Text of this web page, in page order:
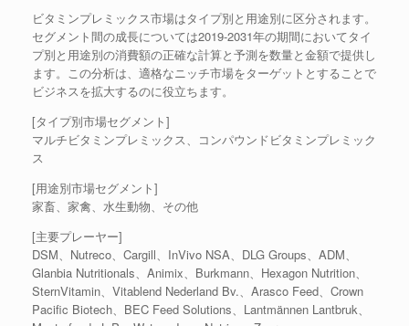
ビタミンプレミックス市場はタイプ別と用途別に区分されます。
セグメント間の成長については2019-2031年の期間においてタイ
プ別と用途別の消費額の正確な計算と予測を数量と金額で提供し
ます。この分析は、適格なニッチ市場をターゲットとすることで
ビジネスを拡大するのに役立ちます。
[タイプ別市場セグメント]
マルチビタミンプレミックス、コンパウンドビタミンプレミック
ス
[用途別市場セグメント]
家畜、家禽、水生動物、その他
[主要プレーヤー]
DSM、Nutreco、Cargill、InVivo NSA、DLG Groups、ADM、
Glanbia Nutritionals、Animix、Burkmann、Hexagon Nutrition、
SternVitamin、Vitablend Nederland Bv.、Arasco Feed、Crown
Pacific Biotech、BEC Feed Solutions、Lantmännen Lantbruk、